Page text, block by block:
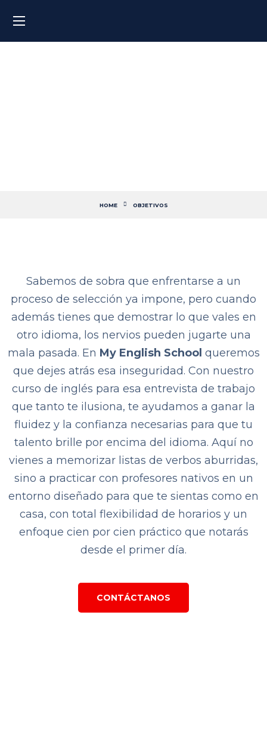
HOME OBJETIVOS
Sabemos de sobra que enfrentarse a un
proceso de selección ya impone, pero cuando
además tienes que demostrar lo que vales en
otro idioma, los nervios pueden jugarte una
mala pasada. En My English School queremos
que dejes atrás esa inseguridad. Con nuestro
curso de inglés para esa entrevista de trabajo
que tanto te ilusiona, te ayudamos a ganar la
fluidez y la confianza necesarias para que tu
talento brille por encima del idioma. Aquí no
vienes a memorizar listas de verbos aburridas,
sino a practicar con profesores nativos en un
entorno diseñado para que te sientas como en
casa, con total flexibilidad de horarios y un
enfoque cien por cien práctico que notarás
desde el primer día.
CONTÁCTANOS